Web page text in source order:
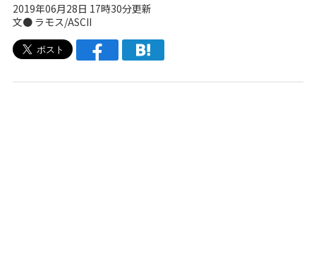
2019年06月28日 17時30分更新
文● ラモス/ASCII